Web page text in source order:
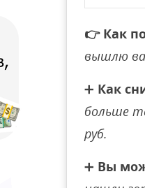
👉 Как
вышлю
➕ Как
больше
руб.
➕ Вы